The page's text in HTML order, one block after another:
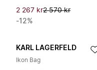
2 267 kr2 570 kr
-12%
KARL LAGERFELD
Ikon Bag